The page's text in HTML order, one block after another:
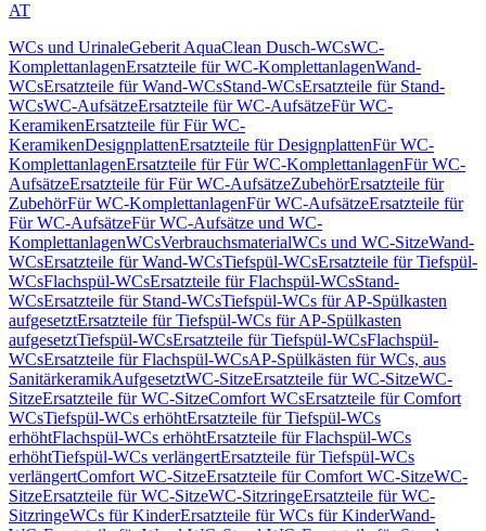
AT
WCs und UrinaleGeberit AquaClean Dusch-WCsWC-
KomplettanlagenErsatzteile für WC-KomplettanlagenWand-
WCsErsatzteile für Wand-WCsStand-WCsErsatzteile für Stand-
WCsWC-AufsätzeErsatzteile für WC-AufsätzeFür WC-
KeramikenErsatzteile für Für WC-
KeramikenDesignplattenErsatzteile für DesignplattenFür WC-
KomplettanlagenErsatzteile für Für WC-KomplettanlagenFür WC-
AufsätzeErsatzteile für Für WC-AufsätzeZubehörErsatzteile für
ZubehörFür WC-KomplettanlagenFür WC-AufsätzeErsatzteile für
Für WC-AufsätzeFür WC-Aufsätze und WC-
KomplettanlagenWCsVerbrauchsmaterialWCs und WC-SitzeWand-
WCsErsatzteile für Wand-WCsTiefspül-WCsErsatzteile für Tiefspül-
WCsFlachspül-WCsErsatzteile für Flachspül-WCsStand-
WCsErsatzteile für Stand-WCsTiefspül-WCs für AP-Spülkasten
aufgesetztErsatzteile für Tiefspül-WCs für AP-Spülkasten
aufgesetztTiefspül-WCsErsatzteile für Tiefspül-WCsFlachspül-
WCsErsatzteile für Flachspül-WCsAP-Spülkästen für WCs, aus
SanitärkeramikAufgesetztWC-SitzeErsatzteile für WC-SitzeWC-
SitzeErsatzteile für WC-SitzeComfort WCsErsatzteile für Comfort
WCsTiefspül-WCs erhöhtErsatzteile für Tiefspül-WCs
erhöhtFlachspül-WCs erhöhtErsatzteile für Flachspül-WCs
erhöhtTiefspül-WCs verlängertErsatzteile für Tiefspül-WCs
verlängertComfort WC-SitzeErsatzteile für Comfort WC-SitzeWC-
SitzeErsatzteile für WC-SitzeWC-SitzringeErsatzteile für WC-
SitzringeWCs für KinderErsatzteile für WCs für KinderWand-